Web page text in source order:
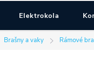
Elektrokola
Brašny a vaky Rámové